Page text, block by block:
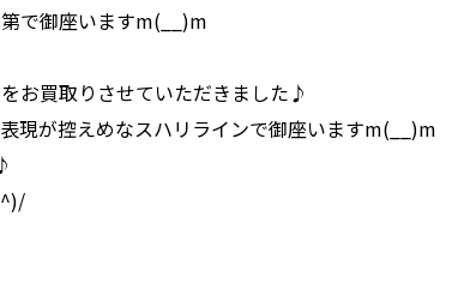
で御座いますm(__)m
お買取りさせていただきました♪
現が控えめなスハリラインで御座いますm(__)m